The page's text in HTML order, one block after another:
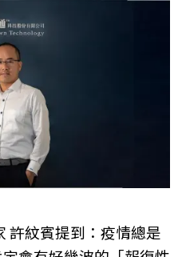
許紋賓提到：疫情總是